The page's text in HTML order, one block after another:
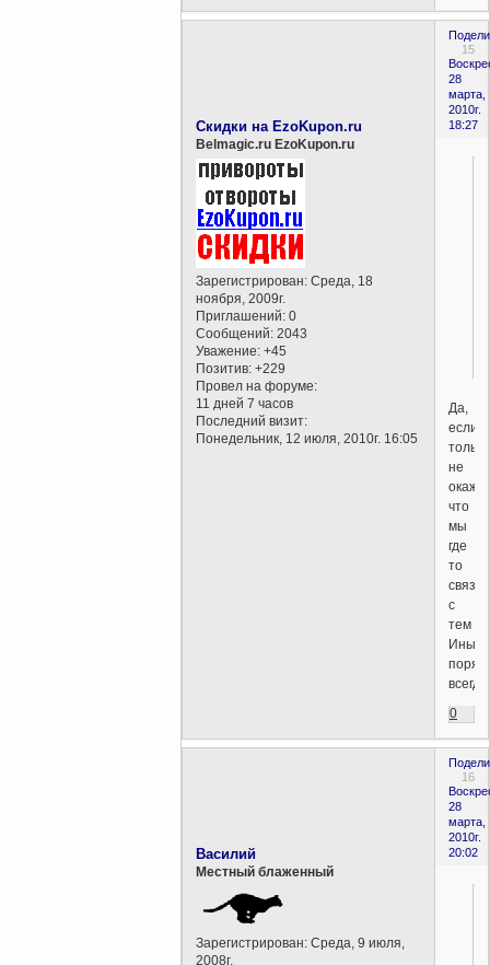
15
28
марта,
2010г.
18:27
Скидки на EzoKupon.ru
Belmagic.ru EzoKupon.ru
Зарегистрирован: Среда, 18
ноября, 2009г.
Приглашений: 0
Сообщений: 2043
Уважение: +45
Позитив: +229
Провел на форуме:
11 дней 7 часов
Последний визит:
Понедельник, 12 июля, 2010г. 16:05
Да,
если
только
не
что
мы
где
то
с
тем
Иным
всегда.
0
16
28
марта,
2010г.
20:02
Василий
Местный блаженный
Зарегистрирован: Среда, 9 июля,
2008г.